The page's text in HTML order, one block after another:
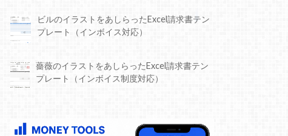
ビルのイラストをあしらったExcel請求書テン
プレート（インボイス対応）
薔薇のイラストをあしらったExcel請求書テン
プレート（インボイス制度対応）